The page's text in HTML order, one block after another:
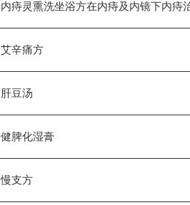
内痔灵熏洗坐浴方在内痔及内镜下内痔
艾辛痛方
肝豆汤
健脾化湿膏
慢支方